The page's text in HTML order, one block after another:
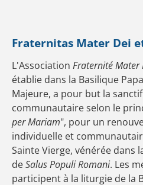
Fraternitas Mater Dei
L'Association Fraternité Mater
établie dans la Basilique
Majeure, a pour but la
communautaire selon le
per Mariam", pour un
individuelle et
Sainte Vierge, vénérée dans
deSalus Populi Romani. Les
participent à la liturgie de la